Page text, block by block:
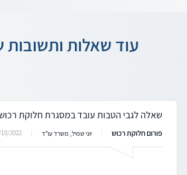
עוד שאלות ותשובות
שאלה לגבי הטבות עובד במסגרת חלוקת רכוש
פורום חלוקת רכוש יוני שמיל, משרד עו"ד 2022